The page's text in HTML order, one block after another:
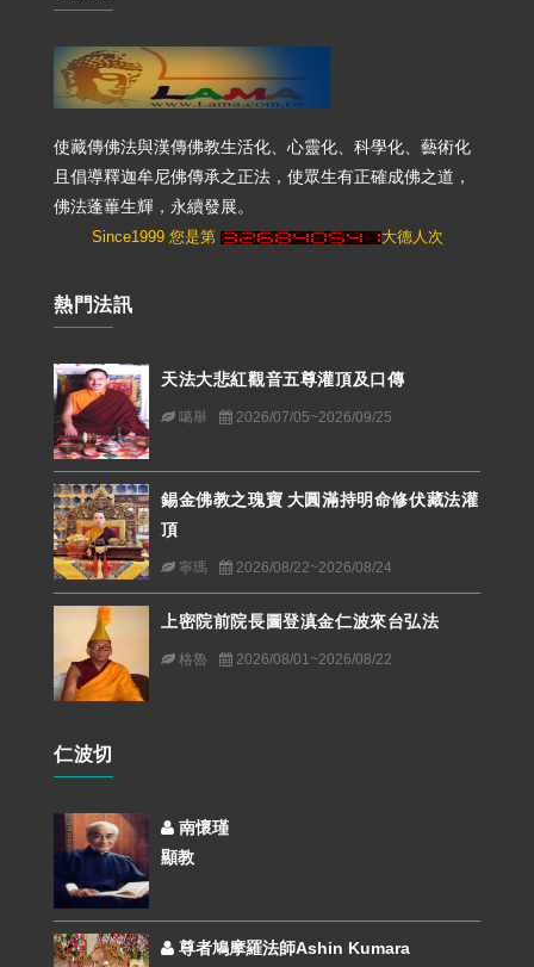
使藏傳佛法與漢傳佛教生活化、心靈化、科學化、藝術化
且倡導釋迦牟尼佛傳承之正法，使眾生有正確成佛之道，
佛法蓬蓽生輝，永續發展。
Since1999 您是第 大德人次
熱門法訊
天法大悲紅觀音五尊灌頂及口傳
噶舉 2026/07/05~2026/09/25
錫金佛教之瑰寶 大圓滿持明命修伏藏法灌
頂
寧瑪 2026/08/22~2026/08/24
上密院前院長圖登滇金仁波來台弘法
格魯 2026/08/01~2026/08/22
仁波切
南懷瑾
顯教
尊者鳩摩羅法師Ashin Kumara